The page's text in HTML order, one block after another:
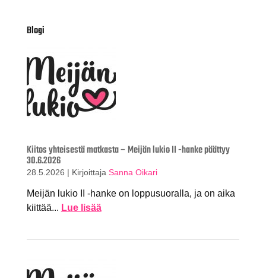
Blogi
Kiitos yhteisestä matkasta – Meijän lukio II -hanke päättyy
30.6.2026
28.5.2026 | Kirjoittaja Sanna Oikari
Meijän lukio II -hanke on loppusuoralla, ja on aika
kiittää... Lue lisää